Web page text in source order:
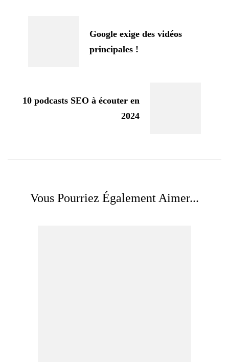
Google exige des vidéos
principales !
10 podcasts SEO à écouter en
2024
Vous Pourriez Également Aimer...